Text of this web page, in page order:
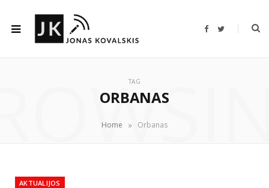
F
b
T
t
TAG
ORBANAS
Home » Orbanas
AKTUALIJOS